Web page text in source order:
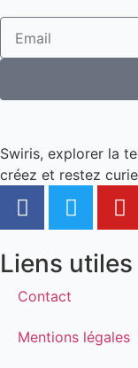
Swiris, explorer la
créez et restez
Liens utiles
Contact
Mentions légales